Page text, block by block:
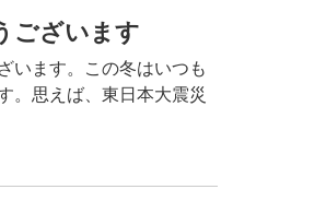
ございます
います。この冬はいつも
。思えば、東日本大震災